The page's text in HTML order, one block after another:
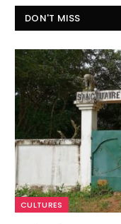
DON'T MISS
CULTURES